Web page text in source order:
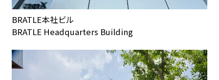
BRATLE本社ビル
BRATLE Headquarters Building